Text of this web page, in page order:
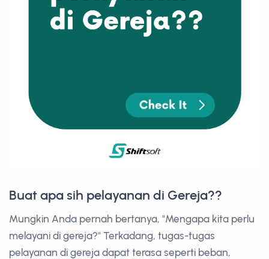
Buat apa sih pelayanan di Gereja??
Mungkin Anda pernah bertanya, "Mengapa kita perlu
melayani di gereja?" Terkadang, tugas-tugas
pelayanan di gereja dapat terasa seperti beban,